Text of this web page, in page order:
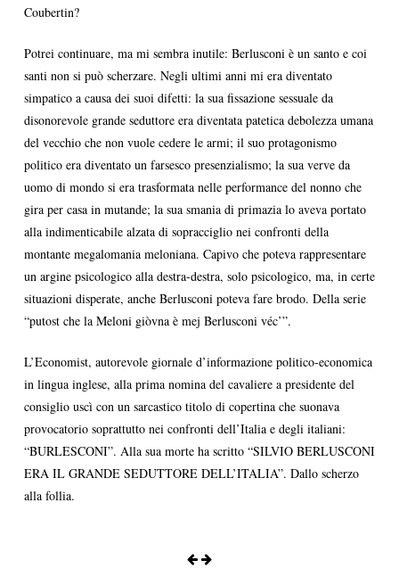
Coubertin?
Potrei continuare, ma mi sembra inutile: Berlusconi è un santo e coi
santi non si può scherzare. Negli ultimi anni mi era diventato
simpatico a causa dei suoi difetti: la sua fissazione sessuale da
disonorevole grande seduttore era diventata patetica debolezza umana
del vecchio che non vuole cedere le armi; il suo protagonismo
politico era diventato un farsesco presenzialismo; la sua verve da
uomo di mondo si era trasformata nelle performance del nonno che
gira per casa in mutande; la sua smania di primazia lo aveva portato
alla indimenticabile alzata di sopracciglio nei confronti della
montante megalomania meloniana. Capivo che poteva rappresentare
un argine psicologico alla destra-destra, solo psicologico, ma, in certe
situazioni disperate, anche Berlusconi poteva fare brodo. Della serie
“putost che la Meloni giòvna è mej Berlusconi véc’”.
L’Economist, autorevole giornale d’informazione politico-economica
in lingua inglese, alla prima nomina del cavaliere a presidente del
consiglio uscì con un sarcastico titolo di copertina che suonava
provocatorio soprattutto nei confronti dell’Italia e degli italiani:
“BURLESCONI”. Alla sua morte ha scritto “SILVIO BERLUSCONI
ERA IL GRANDE SEDUTTORE DELL’ITALIA”. Dallo scherzo
alla follia.